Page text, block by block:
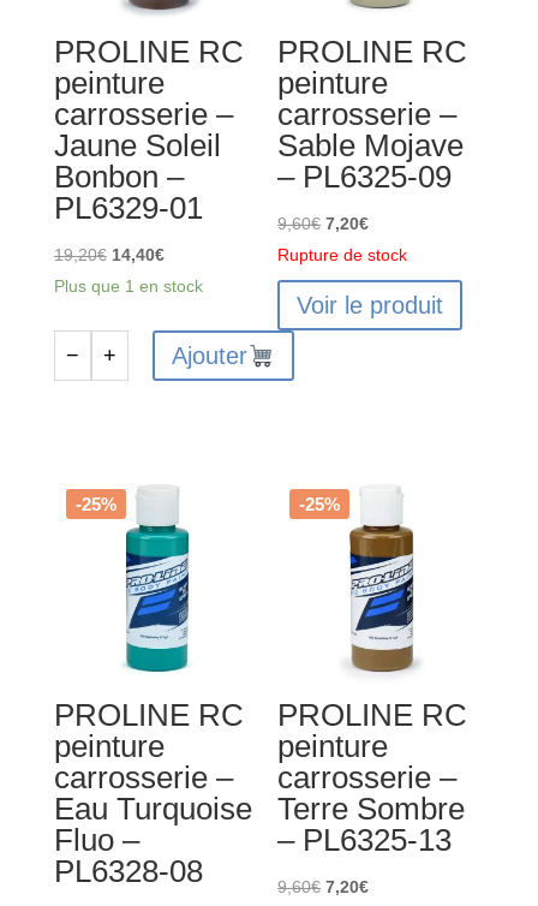
PROLINE RC
peinture
carrosserie –
Jaune Soleil
Bonbon –
PL6329-01
19,20€ Le
prix
était :
19,20€.
14,40€Le
prix
est :
14,40€.
Plus que 1 en stock
peinture
carrosserie
PL6329-
01
− + Ajouter
PROLINE RC
peinture
carrosserie –
Sable Mojave
– PL6325-09
9,60€ Le
prix
initial
était :
7,20€Le
prix
actuel
est :
Rupture de stock
Voir le produit
-25%
PROLINE RC
peinture
carrosserie –
Eau Turquoise
Fluo –
PL6328-08
-25%
PROLINE RC
peinture
carrosserie –
Terre Sombre
– PL6325-13
9,60€ Le
7,20€Le